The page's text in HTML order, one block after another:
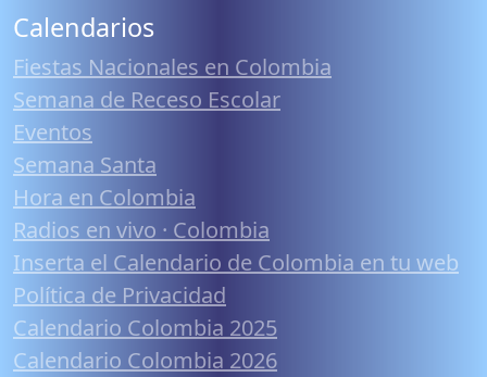
Calendarios
Fiestas Nacionales en Colombia
Semana de Receso Escolar
Eventos
Semana Santa
Hora en Colombia
Radios en vivo · Colombia
Inserta el Calendario de Colombia en tu web
Política de Privacidad
Calendario Colombia 2025
Calendario Colombia 2026